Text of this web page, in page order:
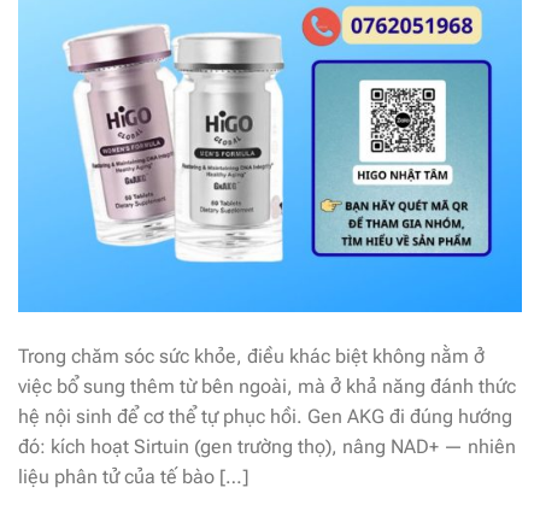
Trong chăm sóc sức khỏe, điều khác biệt không nằm ở
việc bổ sung thêm từ bên ngoài, mà ở khả năng đánh thức
hệ nội sinh để cơ thể tự phục hồi. Gen AKG đi đúng hướng
đó: kích hoạt Sirtuin (gen trường thọ), nâng NAD+ — nhiên
liệu phân tử của tế bào […]